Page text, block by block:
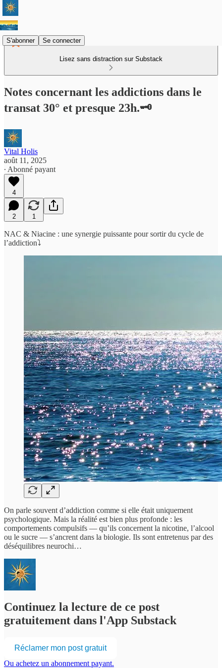
S'abonner Se connecter
Lisez sans distraction sur Substack
Notes concernant les addictions dans le
transat 30° et presque 23h.🗝️
Vital Holis
août 11, 2025
∙ Abonné payant
4
2 1
NAC & Niacine : une synergie puissante pour sortir du cycle de
l’addiction⤵️
On parle souvent d’addiction comme si elle était uniquement
psychologique. Mais la réalité est bien plus profonde : les
comportements compulsifs — qu’ils concernent la nicotine, l’alcool
ou le sucre — s’ancrent dans la biologie. Ils sont entretenus par des
déséquilibres neurochi…
Continuez la lecture de ce post
gratuitement dans l'App Substack
Réclamer mon post gratuit
Ou achetez un abonnement payant.